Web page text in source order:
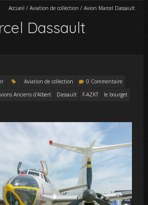
Accueil / Aviation de collection / Avion Marcel Dassault
Dassault
Aviation de collection
0 Commentaire
Anciens d'Albert Dassault F-AZKT
le bourget